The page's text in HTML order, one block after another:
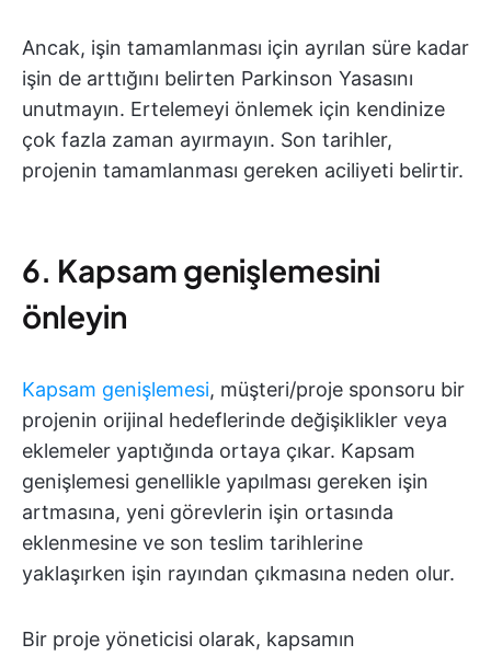
Ancak, işin tamamlanması için ayrılan süre kadar
işin de arttığını belirten Parkinson Yasasını
unutmayın. Ertelemeyi önlemek için kendinize
çok fazla zaman ayırmayın. Son tarihler,
projenin tamamlanması gereken aciliyeti belirtir.
6. Kapsam genişlemesini
önleyin
Kapsam genişlemesi, müşteri/proje sponsoru bir
projenin orijinal hedeflerinde değişiklikler veya
eklemeler yaptığında ortaya çıkar. Kapsam
genişlemesi genellikle yapılması gereken işin
artmasına, yeni görevlerin işin ortasında
eklenmesine ve son teslim tarihlerine
yaklaşırken işin rayından çıkmasına neden olur.
Bir proje yöneticisi olarak, kapsamın